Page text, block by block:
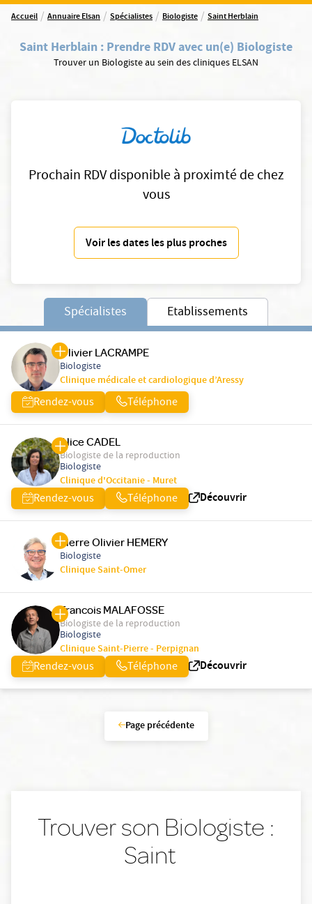
Accueil / Annuaire Elsan / Spécialistes / Biologiste / Saint Herblain
Saint Herblain : Prendre RDV avec un(e) Biologiste
Trouver un Biologiste au sein des cliniques ELSAN
Prochain RDV disponible à proximté de chez
vous
Voir les dates les plus proches
Spécialistes Etablissements
Olivier LACRAMPE
Biologiste
Clinique médicale et cardiologique d’Aressy
Rendez-vous Téléphone
Alice CADEL
Biologiste de la reproduction
Biologiste
Clinique d'Occitanie - Muret
Rendez-vous Téléphone Découvrir
Pierre Olivier HEMERY
Biologiste
Clinique Saint-Omer
Francois MALAFOSSE
Biologiste de la reproduction
Biologiste
Clinique Saint-Pierre - Perpignan
Rendez-vous Téléphone Découvrir
Page précédente
Trouver son Biologiste :
Saint